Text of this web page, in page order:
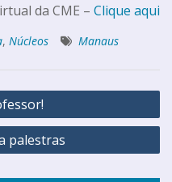
da CME – Clique aqui
, Núcleos Manaus
palestras